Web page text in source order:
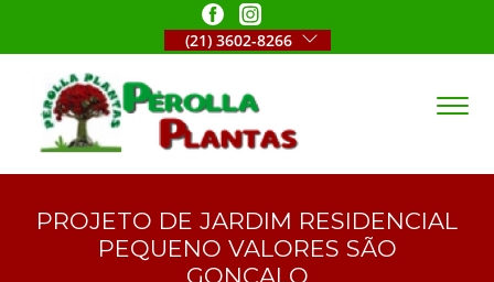
(21) 3602-8266
PROJETO DE JARDIM RESIDENCIAL
PEQUENO VALORES SÃO
GONÇALO